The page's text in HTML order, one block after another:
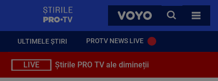
VOYO
CAUTA
TOATE
ULTIMELE ȘTIRI PROTV NEWS LIVE
LIVE Știrile PRO TV ale dimineții